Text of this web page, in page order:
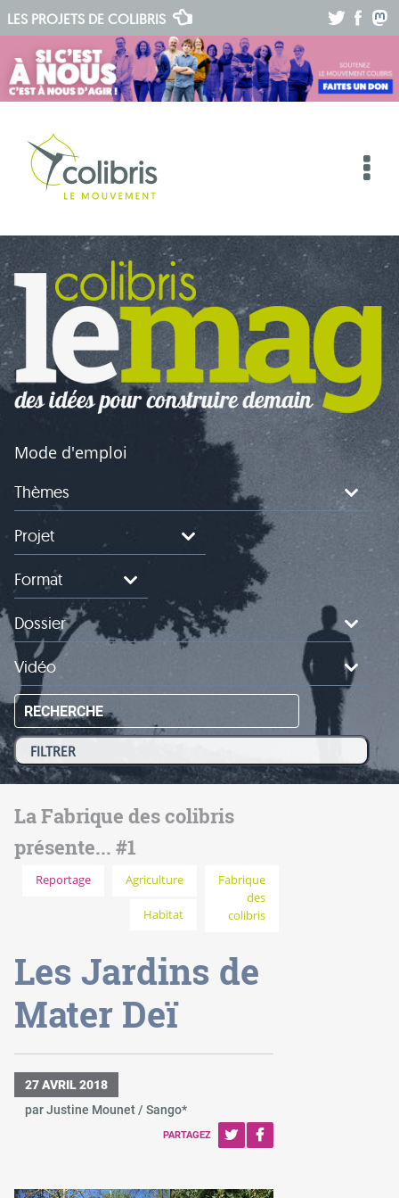
LES PROJETS DE COLIBRIS
Mode d'emploi
Thèmes
Projet
Format
Dossier
Vidéo
RECHERCHE
La Fabrique des colibris
présente... #1
Reportage Agriculture
Habitat
Fabrique
des
colibris
Les Jardins de
Mater Deï
27 AVRIL 2018
par Justine Mounet / Sango*
PARTAGEZ